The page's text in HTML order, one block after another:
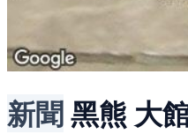
新聞黑熊 大